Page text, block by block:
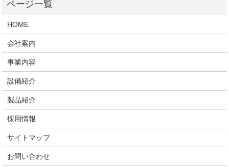
HOME
会社案内
事業内容
設備紹介
製品紹介
採用情報
サイトマップ
お問い合わせ